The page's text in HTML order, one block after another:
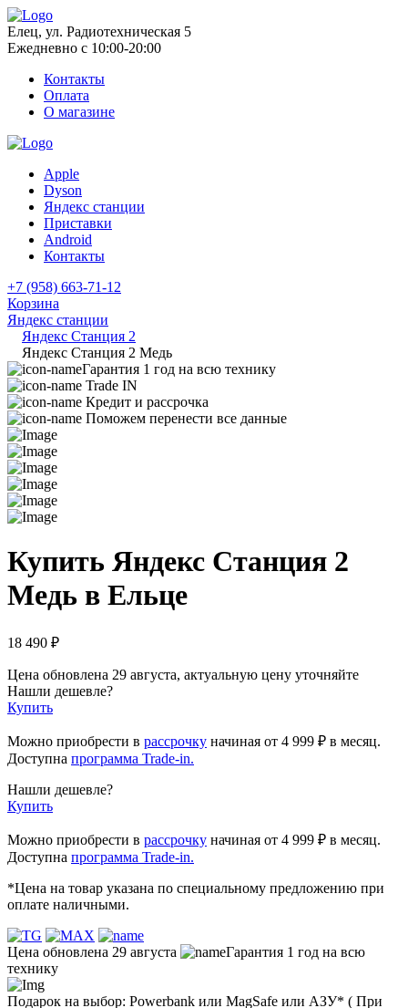
Елец, ул. Радиотехническая 5
Ежедневно с 10:00-20:00
Контакты
Оплата
О магазине
Apple
Dyson
Яндекс станции
Приставки
Android
Контакты
+7 (958) 663-71-12
Корзина
Яндекс станции
Яндекс Станция 2
Яндекс Станция 2 Медь
Гарантия 1 год на всю технику
Trade IN
Кредит и рассрочка
Поможем перенести все данные
Купить Яндекс Станция 2
Медь в Ельце
18 490 ₽
Цена обновлена 29 августа, актуальную цену уточняйте
Нашли дешевле?
Купить
Можно приобрести в рассрочку начиная от 4 999 ₽ в месяц.
Доступна программа Trade-in.
Нашли дешевле?
Купить
Можно приобрести в рассрочку начиная от 4 999 ₽ в месяц.
Доступна программа Trade-in.
*Цена на товар указана по специальному предложению при
оплате наличными.
Цена обновлена 29 августа
Гарантия 1 год на всю
технику
Подарок на выбор: Powerbank или MagSafe или AЗУ* ( При